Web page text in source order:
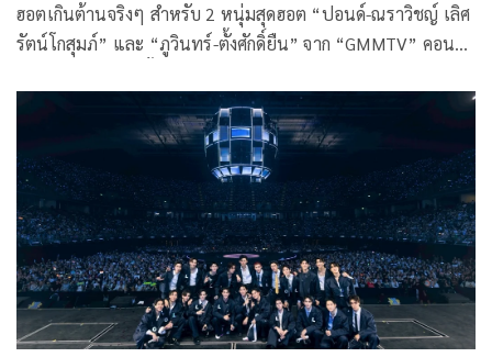
ฮอตเกินต้านจริงๆ สำหรับ 2 หนุ่มสุดฮอต “ปอนด์-ณราวิชญ์ เลิศ
รัตน์โกสุมภ์” และ “ภูวินทร์-ตั้งศักดิ์ยืน” จาก “GMMTV” คอน
บัตรงาน “POND PHUWIN RENDEZVOUS FANCON” วันเสาร์
ที่ 1 และ วันอาทิตย์ที่ 2 พฤศจิกายน 2568 เวลา 17.00 น. ณ ยู
เนี่ยน ฮอลล์ ชั้น F6 ศูนย์การค้ายูเนี่ยน มอลล์ ก็ถูกจำหน่ายหมด
เกลี้ยง Sold Out ในเวลาอันรวดเร็ว